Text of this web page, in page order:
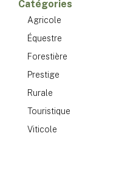
Catégories
Agricole
Équestre
Forestière
Prestige
Rurale
Touristique
Viticole